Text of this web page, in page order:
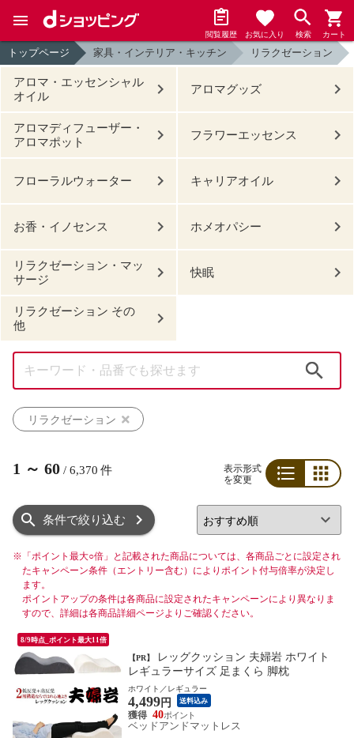
閲覧履歴 お気に入り 検索 カート
トップページ 家具・インテリア・キッチン リラクゼーション
アロマ・エッセンシャル
オイル
アロマグッズ
アロマディフューザー・
アロマポット
フラワーエッセンス
フローラルウォーター キャリアオイル
お香・イノセンス ホメオパシー
リラクゼーション・マッ
サージ
快眠
リラクゼーション その
他
リラクゼーション
1 ～ 60 / 6,370 件
表示形式
を変更
条件で絞り込む
※ 「ポイント最大○倍」と記載された商品については、各商品ごとに設定され
たキャンペーン条件（エントリー含む）によりポイント付与倍率が決定し
ます。
ポイントアップの条件は各商品に設定されたキャンペーンにより異なりま
すので、詳細は各商品詳細ページよりご確認ください。
8/9時点_ポイント最大11倍
【PR】
レギュラーサイズ 足まくら 脚枕
ホワイト／レギュラー
4,499円 送料込み
40
ベッドアンドマットレス